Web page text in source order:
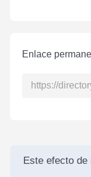
Enlace
Este efecto